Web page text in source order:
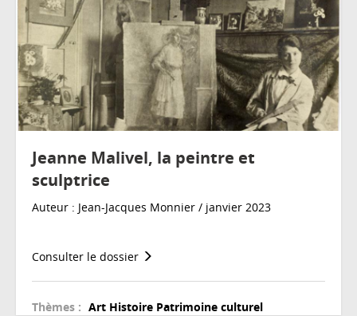
Jeanne Malivel, la peintre et
sculptrice
Auteur : Jean-Jacques Monnier / janvier 2023
Consulter le dossier
Thèmes : Art Histoire Patrimoine culturel